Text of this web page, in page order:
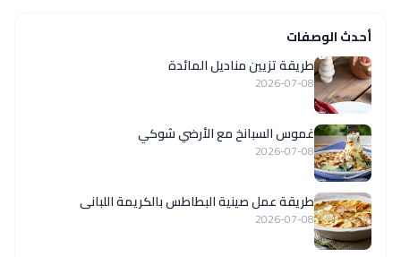
أحدث الوصفات
طريقة تزيين مناديل المائدة
2026-07-08
غموس السبانخ مع الأرضي شوكي
2026-07-08
طريقة عمل صينية البطاطس بالكريمة اللبانى
2026-07-08